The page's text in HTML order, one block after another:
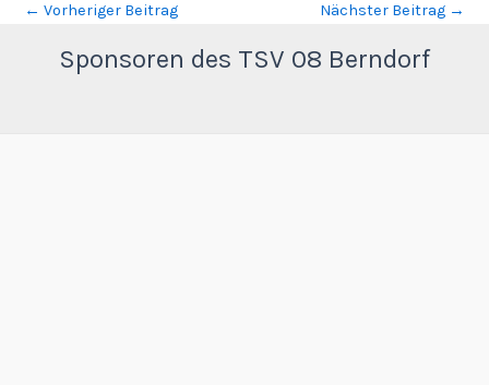
← Vorheriger Beitrag Nächster Beitrag →
Sponsoren des TSV 08 Berndorf